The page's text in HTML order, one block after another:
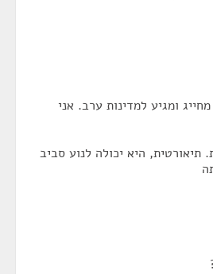
ומגיע למדינות ערב. אני
היא יכולה לנוע סביב